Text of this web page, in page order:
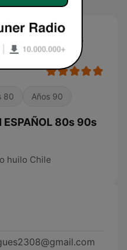
80s 90s
80 Años 90
ESPAÑOL 80s 90s
huilo Chile